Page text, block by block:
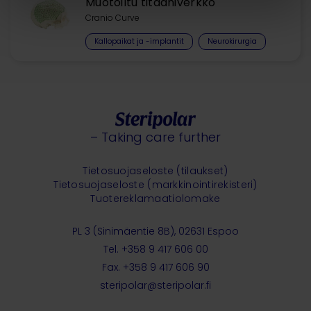
Cranio Curve
Kallopaikat ja -implantit Neurokirurgia
– Taking care further
PL 3 (Sinimäentie 8B), 02631 Espoo
Tel. +358 9 417 606 00
Fax. +358 9 417 606 90
steripolar@steripolar.fi
Tietosuojaseloste (tilaukset)
Tietosuojaseloste (markkinointirekisteri)
Tuotereklamaatiolomake